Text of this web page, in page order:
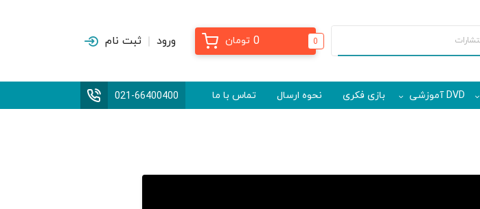
0
0 تومان ورود ثبت نام
DVD آموزشی بازی فکری نحوه ارسال تماس با ما 021-66400400